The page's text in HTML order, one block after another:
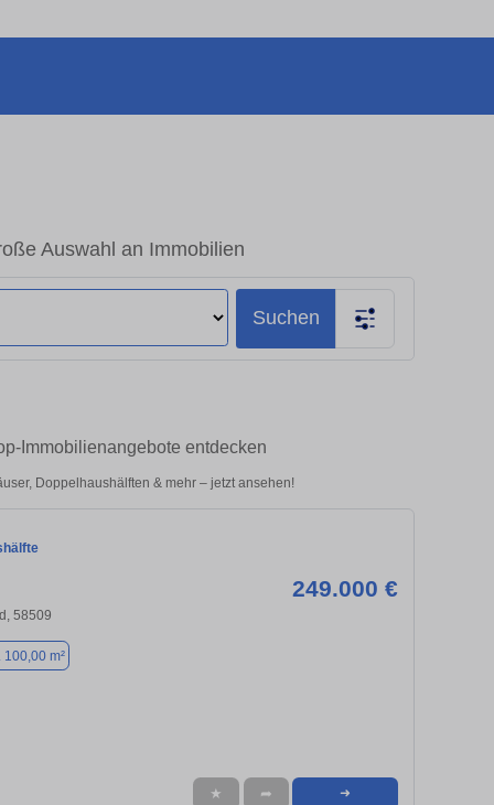
Auswahl an Immobilien
Suchen
Immobilienangebote entdecken
Doppelhaushälften & mehr – jetzt ansehen!
249.000 €
58509
100,00 m²
★ ➦ ➜